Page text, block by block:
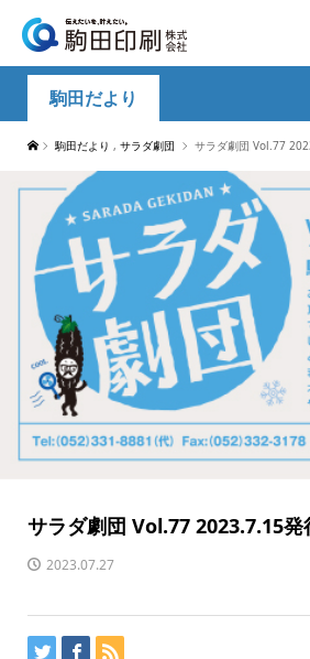
駒田だより
駒田だより , サラダ劇団 サラダ劇団 Vol.77
サラダ劇団 Vol.77 2023.7.15発
2023.07.27